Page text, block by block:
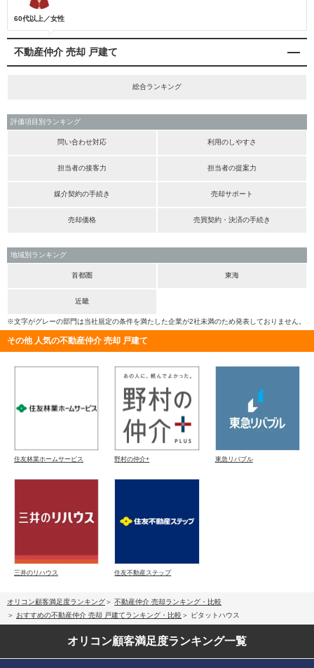
60代以上／女性
不動産仲介 売却 戸建て
総合ランキング
評価項目別ランキング
問い合わせ対応 利用のしやすさ
担当者の接客力 担当者の提案力
媒介契約の手続き 売却サポート
売却価格 売買契約・決済の手続き
地域別ランキング
首都圏 東海
近畿
※文字がグレーの部門は当社規定の条件を満たした企業が2社未満のため発表しておりません。
その他 人気の不動産仲介 売却 戸建て
住友林業ホームサービス 野村の仲介+ 東急リバブル
三井のリハウス 住友不動産ステップ
オリコン顧客満足度ランキング
不動産仲介 売却ランキング・比較
おすすめの不動産仲介 売却 戸建てランキング・比較
ピタットハウス
オリコン顧客満足度ランキング一覧